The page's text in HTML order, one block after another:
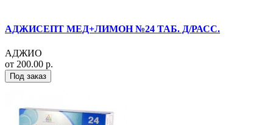
АДЖИСЕПТ МЕД+ЛИМОН №24 ТАБ. Д/РАСС.
АДЖИО
от 200.00 р.
Под заказ